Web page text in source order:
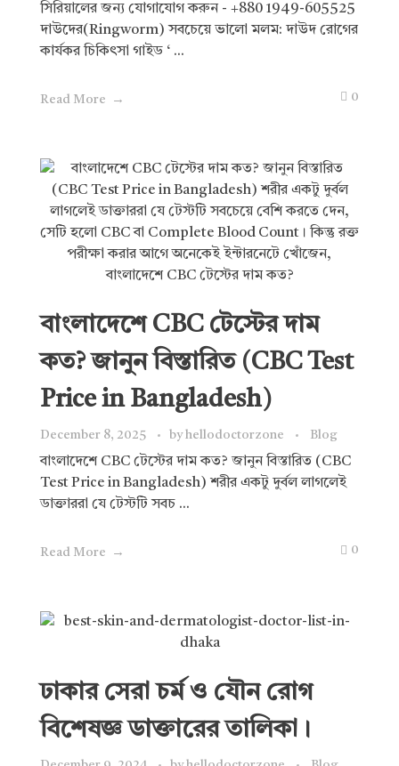
সিরিয়ালের জন্য যোগাযোগ করুন - +880 1949-605525
দাউদের(Ringworm) সবচেয়ে ভালো মলম: দাউদ রোগের
কার্যকর চিকিৎসা গাইড ‘ ...
Read More 0
বাংলাদেশে CBC টেস্টের দাম
কত? জানুন বিস্তারিত (CBC Test
Price in Bangladesh)
December 8, 2025 by hellodoctorzone Blog
বাংলাদেশে CBC টেস্টের দাম কত? জানুন বিস্তারিত (CBC
Test Price in Bangladesh) শরীর একটু দুর্বল লাগলেই
ডাক্তাররা যে টেস্টটি সবচ ...
Read More 0
ঢাকার সেরা চর্ম ও যৌন রোগ
বিশেষজ্ঞ ডাক্তারের তালিকা।